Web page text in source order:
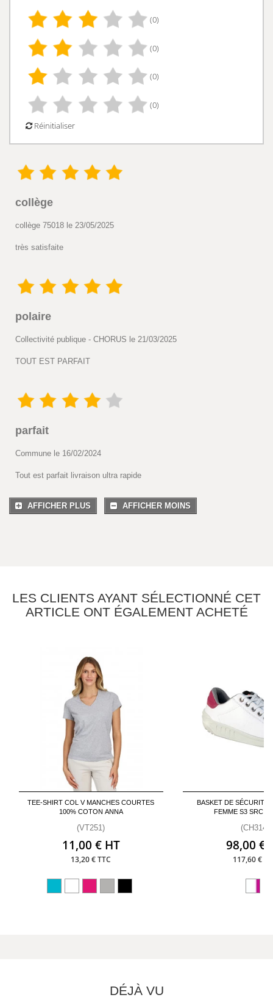
(0)
(0)
(0)
(0)
Réinitialiser
collège
collège 75018 le 23/05/2025
très satisfaite
polaire
Collectivité publique - CHORUS le 21/03/2025
TOUT EST PARFAIT
parfait
Commune le 16/02/2024
Tout est parfait livraison ultra rapide
AFFICHER PLUS AFFICHER MOINS
LES CLIENTS AYANT SÉLECTIONNÉ CET
ARTICLE ONT ÉGALEMENT ACHETÉ
TEE-SHIRT COL V MANCHES COURTES
100% COTON ANNA
(VT251)
11,00 € HT
13,20 € TTC
BASKET DE SÉCURITÉ
FEMME S3 SRC
(CH314)
98,00 €
117,60 €
DÉJÀ VU